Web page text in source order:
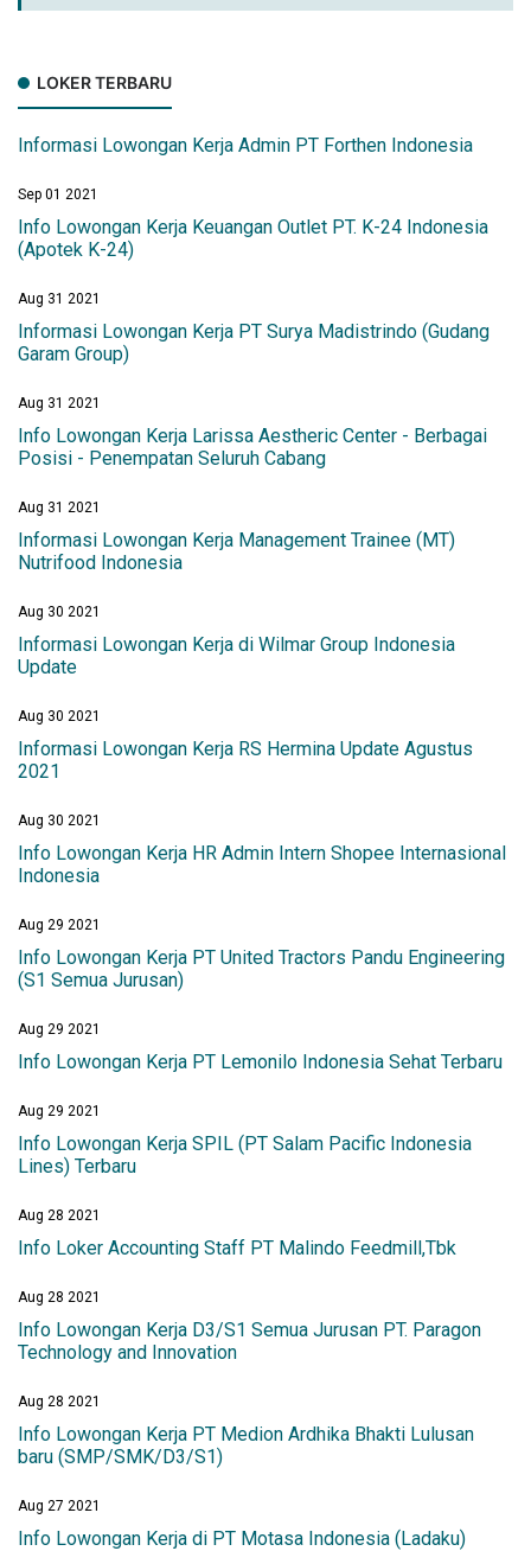
LOKER TERBARU
Informasi Lowongan Kerja Admin PT Forthen Indonesia
Sep 01 2021
Info Lowongan Kerja Keuangan Outlet PT. K-24 Indonesia
(Apotek K-24)
Aug 31 2021
Informasi Lowongan Kerja PT Surya Madistrindo (Gudang
Garam Group)
Aug 31 2021
Info Lowongan Kerja Larissa Aestheric Center - Berbagai
Posisi - Penempatan Seluruh Cabang
Aug 31 2021
Informasi Lowongan Kerja Management Trainee (MT)
Nutrifood Indonesia
Aug 30 2021
Informasi Lowongan Kerja di Wilmar Group Indonesia
Update
Aug 30 2021
Informasi Lowongan Kerja RS Hermina Update Agustus
2021
Aug 30 2021
Info Lowongan Kerja HR Admin Intern Shopee Internasional
Indonesia
Aug 29 2021
Info Lowongan Kerja PT United Tractors Pandu Engineering
(S1 Semua Jurusan)
Aug 29 2021
Info Lowongan Kerja PT Lemonilo Indonesia Sehat Terbaru
Aug 29 2021
Info Lowongan Kerja SPIL (PT Salam Pacific Indonesia
Lines) Terbaru
Aug 28 2021
Info Loker Accounting Staff PT Malindo Feedmill,Tbk
Aug 28 2021
Info Lowongan Kerja D3/S1 Semua Jurusan PT. Paragon
Technology and Innovation
Aug 28 2021
Info Lowongan Kerja PT Medion Ardhika Bhakti Lulusan
baru (SMP/SMK/D3/S1)
Aug 27 2021
Info Lowongan Kerja di PT Motasa Indonesia (Ladaku)